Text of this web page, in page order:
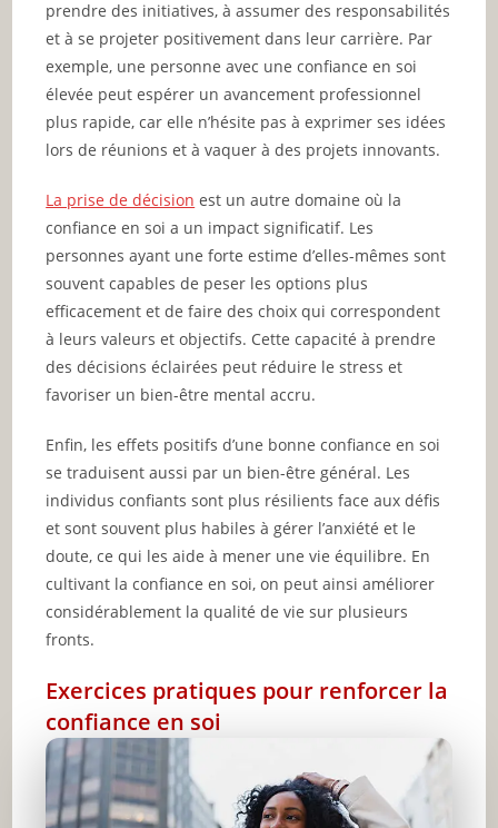
prendre des initiatives, à assumer des responsabilités
et à se projeter positivement dans leur carrière. Par
exemple, une personne avec une confiance en soi
élevée peut espérer un avancement professionnel
plus rapide, car elle n’hésite pas à exprimer ses idées
lors de réunions et à vaquer à des projets innovants.
La prise de décision est un autre domaine où la
confiance en soi a un impact significatif. Les
personnes ayant une forte estime d’elles-mêmes sont
souvent capables de peser les options plus
efficacement et de faire des choix qui correspondent
à leurs valeurs et objectifs. Cette capacité à prendre
des décisions éclairées peut réduire le stress et
favoriser un bien-être mental accru.
Enfin, les effets positifs d’une bonne confiance en soi
se traduisent aussi par un bien-être général. Les
individus confiants sont plus résilients face aux défis
et sont souvent plus habiles à gérer l’anxiété et le
doute, ce qui les aide à mener une vie équilibre. En
cultivant la confiance en soi, on peut ainsi améliorer
considérablement la qualité de vie sur plusieurs
fronts.
Exercices pratiques pour renforcer la
confiance en soi